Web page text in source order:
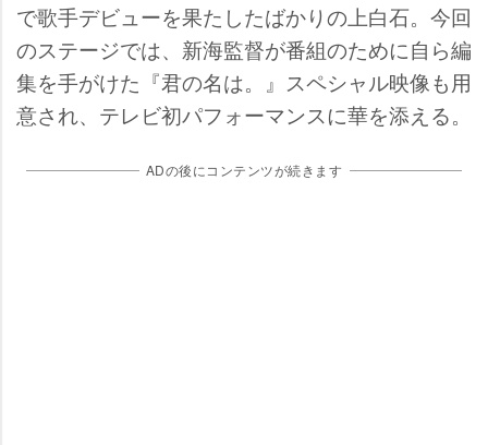
で歌手デビューを果たしたばかりの上白石。今回
のステージでは、新海監督が番組のために自ら編
集を手がけた『君の名は。』スペシャル映像も用
意され、テレビ初パフォーマンスに華を添える。
ADの後にコンテンツが続きます